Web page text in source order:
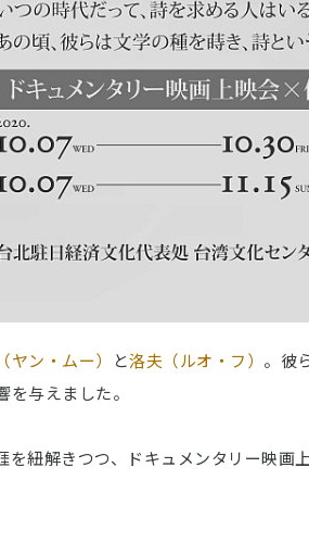
ヤン・ムー） と洛夫（ルオ・フ） 。彼
与えました。
紐解きつつ、ドキュメンタリー映画